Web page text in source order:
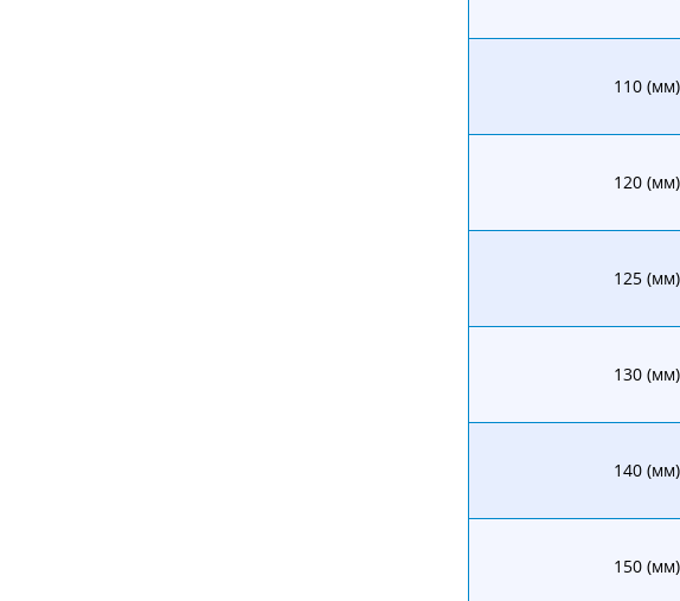
110 (мм)
120 (мм)
125 (мм)
130 (мм)
140 (мм)
150 (мм)